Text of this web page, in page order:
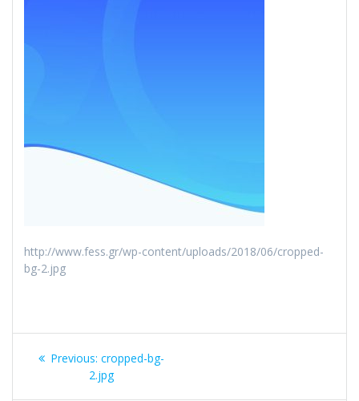
http://www.fess.gr/wp-content/uploads/2018/06/cropped-
bg-2.jpg
Post
navigation
Previous: Previous
post:
cropped-bg-
2.jpg